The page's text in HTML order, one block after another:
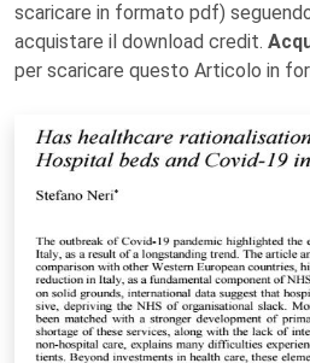
scaricare in formato pdf)
acquistare il download credit.
per scaricare questo Articolo in